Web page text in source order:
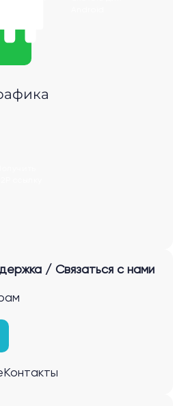
/ Связаться с нами
Контакты